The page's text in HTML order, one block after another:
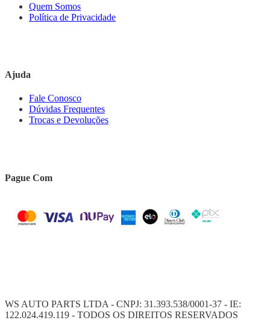
Quem Somos
Política de Privacidade
Ajuda
Fale Conosco
Dúvidas Frequentes
Trocas e Devoluções
Pague Com
WS AUTO PARTS LTDA - CNPJ: 31.393.538/0001-37 - IE:
122.024.419.119 - TODOS OS DIREITOS RESERVADOS